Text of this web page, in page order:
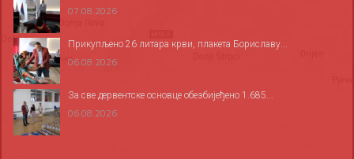
07.08.2026
Прикупљено 26 литара крви, плакета Бориславу...
06.08.2026
За све дервентске основце обезбијеђено 1.685...
06.08.2026